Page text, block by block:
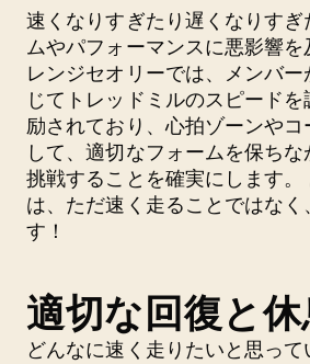
速くなりすぎたり遅くなりす
ムやパフォーマンスに悪影響を
レンジセオリーでは、メンバ
じてトレッドミルのスピード
励されており、心拍ゾーンやコ
して、適切なフォームを保ち
挑戦することを確実にします。
は、ただ速く走ることではな
す！
適切な回復と
どんなに速く走りたいと思っ